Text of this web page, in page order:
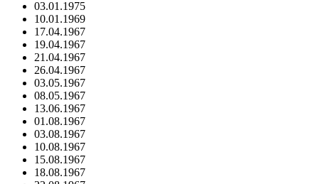
03.01.1975
10.01.1969
17.04.1967
19.04.1967
21.04.1967
26.04.1967
03.05.1967
08.05.1967
13.06.1967
01.08.1967
03.08.1967
10.08.1967
15.08.1967
18.08.1967